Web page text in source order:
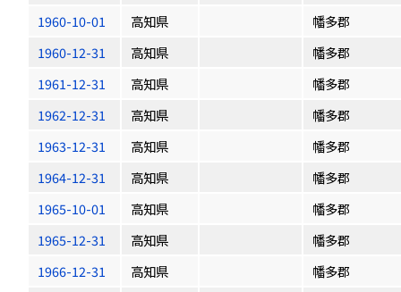
1960-10-01
高知県
幡多郡
1960-12-31
高知県
幡多郡
1961-12-31
高知県
幡多郡
1962-12-31
高知県
幡多郡
1963-12-31
高知県
幡多郡
1964-12-31
高知県
幡多郡
1965-10-01
高知県
幡多郡
1965-12-31
高知県
幡多郡
1966-12-31
高知県
幡多郡